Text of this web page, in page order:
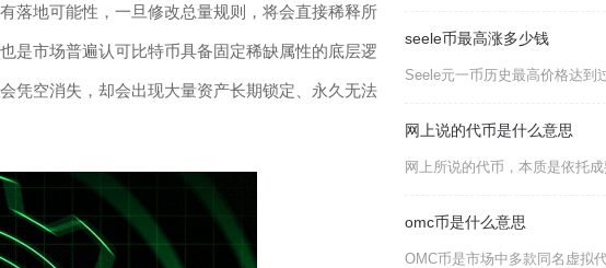
落地可能性，一旦修改总量规则，将会直接稀释所
是市场普遍认可比特币具备固定稀缺属性的底层逻
凭空消失，却会出现大量资产长期锁定、永久无法
seele币最高涨多少钱
网上说的代币是什么意思
omc币是什么意思